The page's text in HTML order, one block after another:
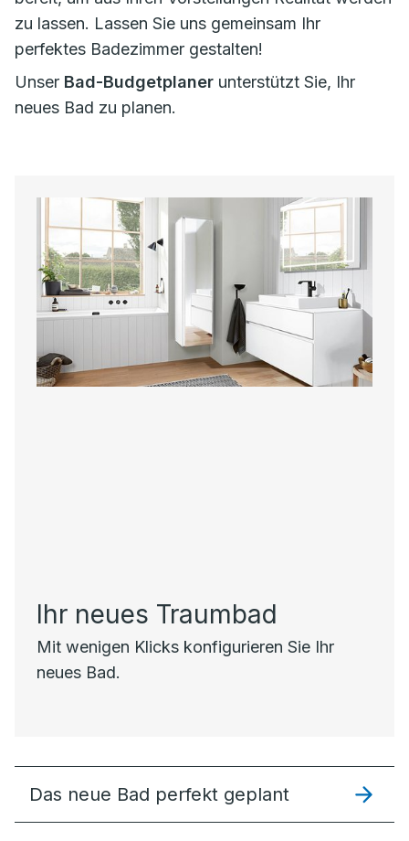
zu lassen. Lassen Sie uns gemeinsam Ihr
perfektes Badezimmer gestalten!
Unser Bad-Budgetplaner unterstützt Sie, Ihr
neues Bad zu planen.
Ihr neues Traumbad
Mit wenigen Klicks konfigurieren Sie Ihr
neues Bad.
Das neue Bad perfekt geplant